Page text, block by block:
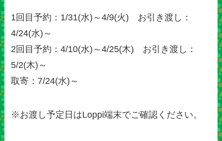
1回目予約：1/31(水)～4/9(火) お引き渡し：
4/24(水)～
2回目予約：4/10(水)～4/25(木) お引き渡し：
5/2(木)～
取寄：7/24(水)～
※お渡し予定日はLoppi端末でご確認ください。